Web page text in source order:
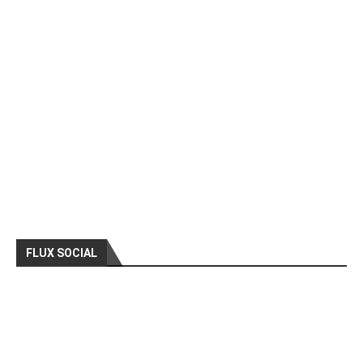
FLUX SOCIAL